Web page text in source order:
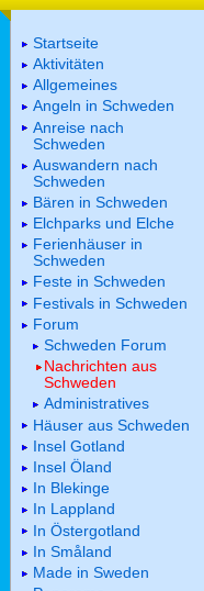
Startseite
Aktivitäten
Allgemeines
Angeln in Schweden
Anreise nach
Schweden
Auswandern nach
Schweden
Bären in Schweden
Elchparks und Elche
Ferienhäuser in
Schweden
Feste in Schweden
Festivals in Schweden
Forum
Schweden Forum
Nachrichten aus
Schweden
Administratives
Häuser aus Schweden
Insel Gotland
Insel Öland
In Blekinge
In Lappland
In Östergotland
In Småland
Made in Sweden